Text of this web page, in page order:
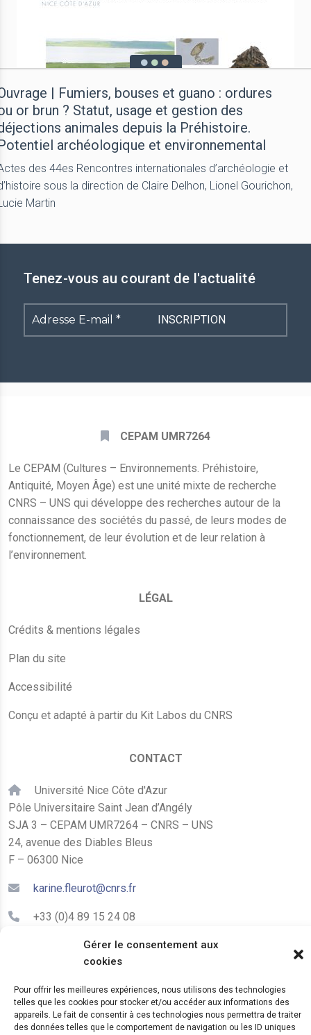
Gérer le consentement aux
cookies
Pour offrir les meilleures expériences, nous utilisons des technologies
telles que les cookies pour stocker et/ou accéder aux informations des
appareils. Le fait de consentir à ces technologies nous permettra de traiter
des données telles que le comportement de navigation ou les ID uniques
| Fumiers, bouses et guano : ordures
or brun ? Statut, usage et gestion des
animales depuis la Préhistoire.
archéologique et environnemental
des 44es Rencontres internationales d’archéologie et
sous la direction de Claire Delhon, Lionel Gourichon,
Martin
Tenez-vous au courant de l'actualité
Adresse
E-
CEPAM UMR7264
Le CEPAM (Cultures – Environnements. Préhistoire,
Antiquité, Moyen Âge) est une unité mixte de recherche
CNRS – UNS qui développe des recherches autour de la
connaissance des sociétés du passé, de leurs modes de
fonctionnement, de leur évolution et de leur relation à
l’environnement.
LÉGAL
Crédits & mentions légales
Plan du site
Accessibilité
Conçu et adapté à partir du Kit Labos du CNRS
CONTACT
Université Nice Côte d'Azur
Pôle Universitaire Saint Jean d’Angély
SJA 3 – CEPAM UMR7264 – CNRS – UNS
24, avenue des Diables Bleus
F – 06300 Nice
karine.fleurot@cnrs.fr
+33 (0)4 89 15 24 08
LE CEPAM EST HÉBERGÉ PAR